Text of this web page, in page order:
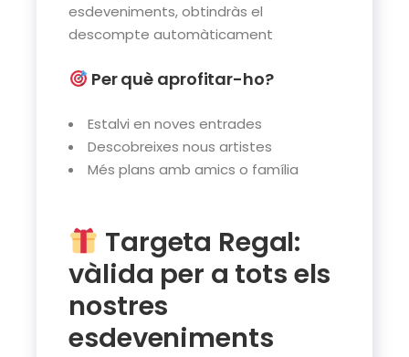
esdeveniments, obtindràs el
descompte automàticament
Per què aprofitar-ho?
Estalvi en noves entrades
Descobreixes nous artistes
Més plans amb amics o família
Targeta Regal:
vàlida per a tots els
nostres
esdeveniments